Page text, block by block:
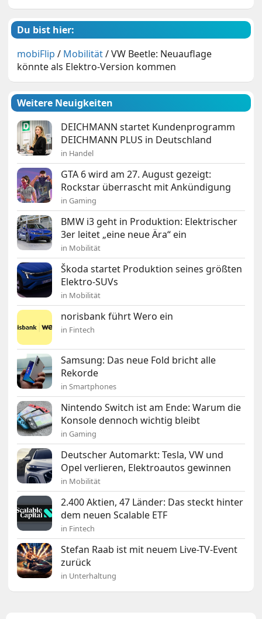
Du bist hier:
mobiFlip / Mobilität/VW Beetle: Neuauflage
könnte als Elektro-Version kommen
Weitere Neuigkeiten
DEICHMANN startet Kundenprogramm
DEICHMANN PLUS in Deutschland
in Handel
GTA 6 wird am 27. August gezeigt:
Rockstar überrascht mit Ankündigung
in Gaming
BMW i3 geht in Produktion: Elektrischer
3er leitet „eine neue Ära“ ein
in Mobilität
Škoda startet Produktion seines größten
Elektro-SUVs
in Mobilität
norisbank führt Wero ein
in Fintech
Samsung: Das neue Fold bricht alle
Rekorde
in Smartphones
Nintendo Switch ist am Ende: Warum die
Konsole dennoch wichtig bleibt
in Gaming
Deutscher Automarkt: Tesla, VW und
Opel verlieren, Elektroautos gewinnen
in Mobilität
2.400 Aktien, 47 Länder: Das steckt hinter
dem neuen Scalable ETF
in Fintech
Stefan Raab ist mit neuem Live-TV-Event
zurück
in Unterhaltung